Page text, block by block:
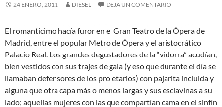
24 ENERO, 2011 DIESEL DEJA UN COMENTARIO
El romanticimo hacía furor en el Gran Teatro de la Ópera de
Madrid, entre el popular Metro de Ópera y el aristocrático
Palacio Real. Los grandes degustadores de la “vidorra” acudían,
bien vestidos con sus trajes de gala (y eso que durante el día se
llamaban defensores de los proletarios) con pajarita incluida y
alguna que otra capa más o menos largas y sus esclavinas a su
lado; aquellas mujeres con las que compartían cama en el sinfín